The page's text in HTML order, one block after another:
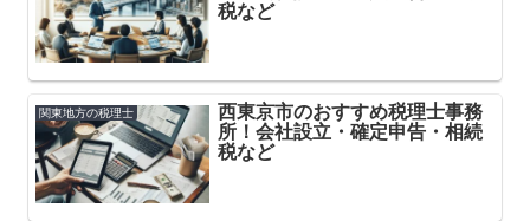
税など
関東地方の税理士
西東京市のおすすめ税理士事務
所！会社設立・確定申告・相続
税など